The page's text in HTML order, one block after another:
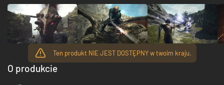
Ten produkt NIE JEST DOSTĘPNY w twoim kraju.
O produkcie